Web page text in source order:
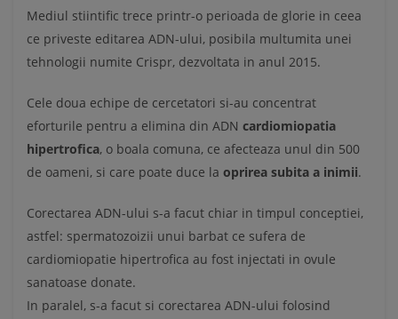
Mediul stiintific trece printr-o perioada de glorie in ceea
ce priveste editarea ADN-ului, posibila multumita unei
tehnologii numite Crispr, dezvoltata in anul 2015.
Cele doua echipe de cercetatori si-au concentrat
eforturile pentru a elimina din ADN cardiomiopatia
hipertrofica, o boala comuna, ce afecteaza unul din 500
de oameni, si care poate duce la oprirea subita a inimii.
Corectarea ADN-ului s-a facut chiar in timpul conceptiei,
astfel: spermatozoizii unui barbat ce sufera de
cardiomiopatie hipertrofica au fost injectati in ovule
sanatoase donate.
In paralel, s-a facut si corectarea ADN-ului folosind